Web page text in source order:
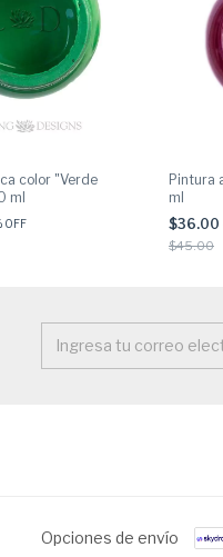
color "Verde
ml
OFF
Pintura
ml
$36.00
$45.00
Opciones de envío